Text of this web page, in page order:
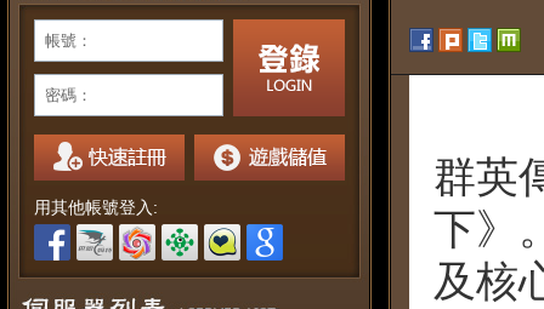
帳號：
密碼：
用其他帳號登入:
群英
下》
及核